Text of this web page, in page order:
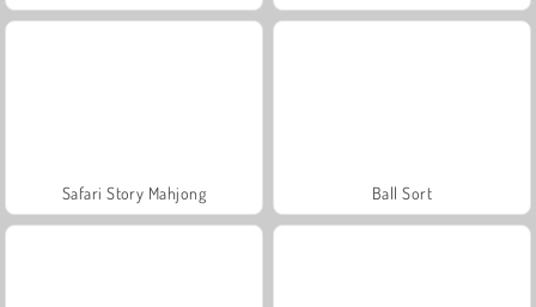
Safari Story Mahjong Ball Sort